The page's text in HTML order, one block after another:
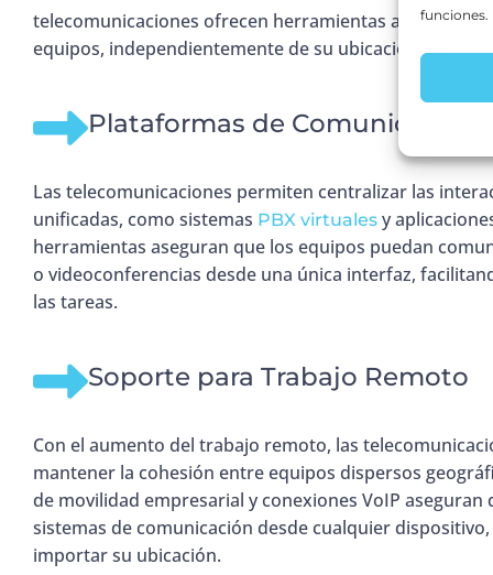
funciones.
telecomunicaciones ofrecen herramientas avanzadas
equipos, independientemente de su ubicación.
Plataformas de Comunicación
Las telecomunicaciones permiten centralizar las
unificadas, como sistemas PBX virtuales y
herramientas aseguran que los equipos puedan
o videoconferencias desde una única interfaz,
las tareas.
Soporte para Trabajo Remoto
Con el aumento del trabajo remoto, las
mantener la cohesión entre equipos dispersos
de movilidad empresarial y conexiones VoIP
sistemas de comunicación desde cualquier
importar su ubicación.